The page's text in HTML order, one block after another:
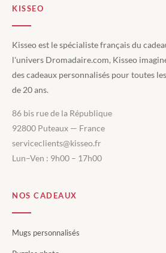
KISSEO
Kisseo est le spécialiste français du
l'univers Dromadaire.com, Kisseo
des cadeaux personnalisés pour toutes
de 20 ans.
86 bis rue de la République
92800 Puteaux — France
serviceclients@kisseo.fr
Lun–Ven : 9h00 – 17h00
NOS CADEAUX
Mugs personnalisés